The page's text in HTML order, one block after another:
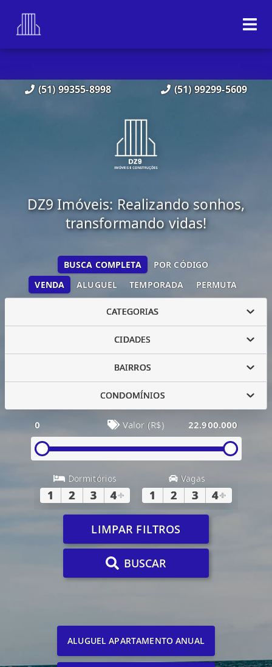
(51) 99355-8998 (51) 99299-5609
DZ9 Imóveis: Realizando sonhos,
transformando vidas!
VENDA ALUGUEL TEMPORADA PERMUTA
BUSCA COMPLETA POR CÓDIGO
CATEGORIAS
CIDADES
BAIRROS
CONDOMÍNIOS
0 Valor (R$) 22.900.000
Dormitórios
1 2 3 4+
Vagas
1 2 3 4+
LIMPAR FILTROS
BUSCAR
ALUGUEL APARTAMENTO ANUAL